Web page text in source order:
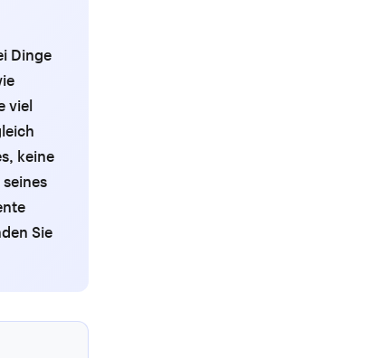
Dinge
viel
keine
Sie